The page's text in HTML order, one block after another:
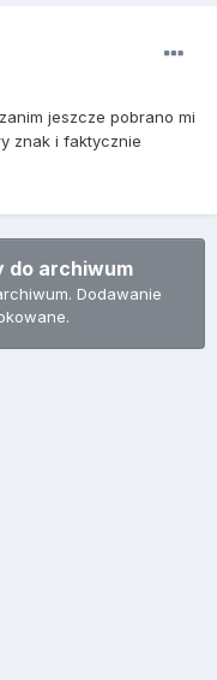
jeszcze pobrano mi
znak i faktycznie
do archiwum
Dodawanie